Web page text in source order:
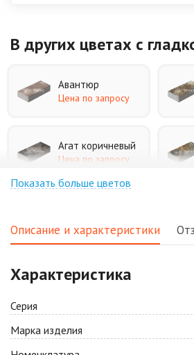
В других цветах с
Авантюр
Цена по запросу
Агат коричневый
Цена по запросу
Цена по запросу
Антрацит
Цена по запросу
Показать больше цветов
Описание и характеристики
Характеристика
Серия
Марка изделия